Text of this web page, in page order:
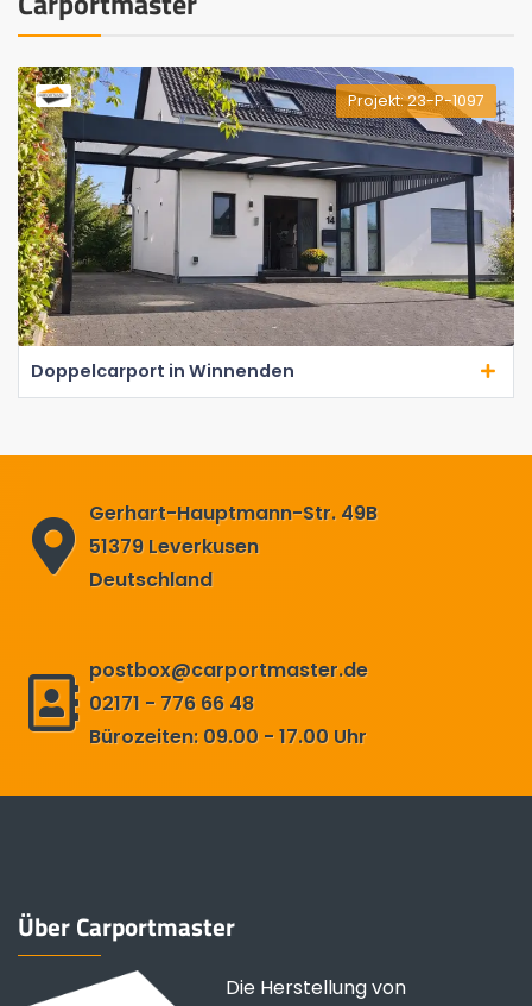
Projekt: 23-P-1097
Doppelcarport in Winnenden
Gerhart-Hauptmann-Str. 49B
51379 Leverkusen
Deutschland
postbox@carportmaster.de
02171 - 776 66 48
Bürozeiten: 09.00 - 17.00 Uhr
Über Carportmaster
Die Herstellung von